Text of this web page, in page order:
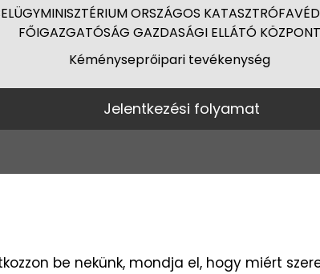
ORSZÁGOS
FŐIGAZGATÓSÁG GAZDASÁGI ELLÁTÓ KÖZPONT
Kéményseprőipari tevékenység
Jelentkezési folyamat
be nekünk, mondja el, hogy miért